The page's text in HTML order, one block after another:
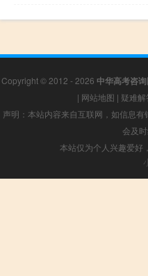
Copyright © 2012 - 2026 中华高考咨
| 网站地图 | 疑难解
声明：本站内容来自互联网，如信息
会及
本站仅为个人兴趣爱好